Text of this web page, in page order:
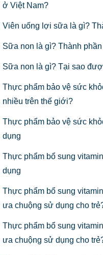
ở Việt Nam?
Viên uống lợi sữa là gì?
Sữa non là gì? Thành
Sữa non là gì? Tại sao
Thực phẩm bảo vệ sức
nhiều trên thế giới?
Thực phẩm bảo vệ sức
dụng
Thực phẩm bổ sung
dụng
Thực phẩm bổ sung
ưa chuộng sử dụng cho
Thực phẩm bổ sung
ưa chuộng sử dụng cho